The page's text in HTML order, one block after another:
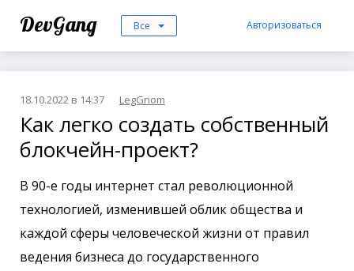
DevGang Все Авторизоваться
18.10.2022 в 14:37 LegGnom
Как легко создать собственный
блокчейн-проект?
В 90-е годы интернет стал революционной
технологией, изменившей облик общества и
каждой сферы человеческой жизни от правил
ведения бизнеса до государственного